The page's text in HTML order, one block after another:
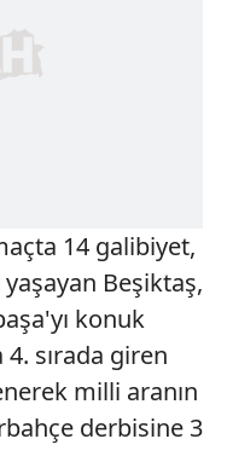
14 galibiyet,
Beşiktaş,
konuk
sırada giren
milli aranın
derbisine 3